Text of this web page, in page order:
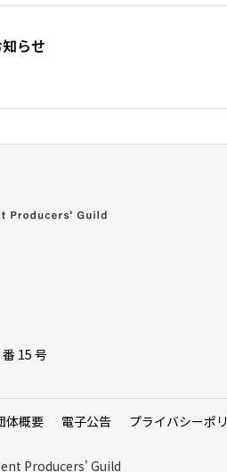
らせ
15 号
体概要 電子公告 プライバシーポ
Producers' Guild